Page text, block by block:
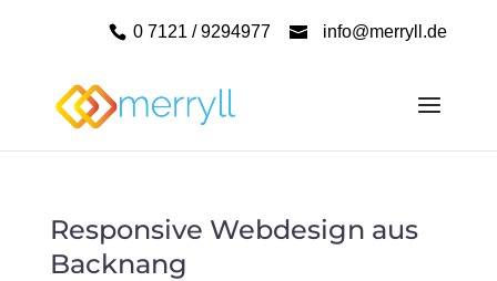
0 7121 / 9294977 info@merryll.de
Responsive Webdesign aus
Backnang